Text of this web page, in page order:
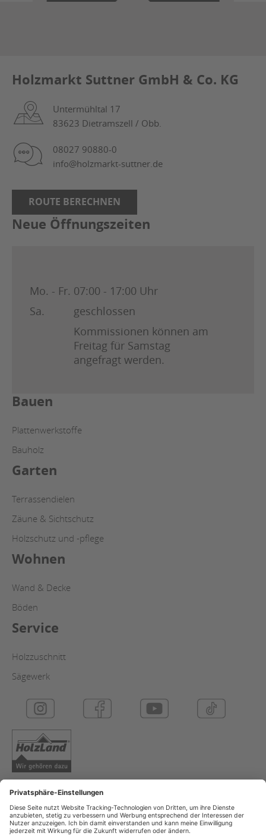
Holzmarkt Suttner GmbH & Co. KG
Untermühltal 17
83623 Dietramszell / Obb.
08027 90880-0
info@holzmarkt-suttner.de
ROUTE BERECHNEN
Neue Öffnungszeiten
Mo. - Fr. 07:00 - 17:00 Uhr
Sa.
geschlossen
Kommissionen können am
Freitag für Samstag
angefragt werden.
Bauen
Plattenwerkstoffe
Bauholz
Garten
Terrassendielen
Zäune & Sichtschutz
Holzschutz und -pflege
Wohnen
Wand & Decke
Böden
Service
Holzzuschnitt
Sägewerk